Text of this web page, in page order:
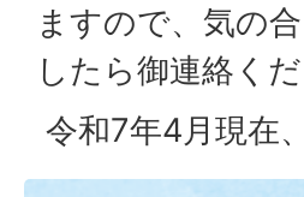
ますので、気の
したら御連絡くだ
令和7年4月現在